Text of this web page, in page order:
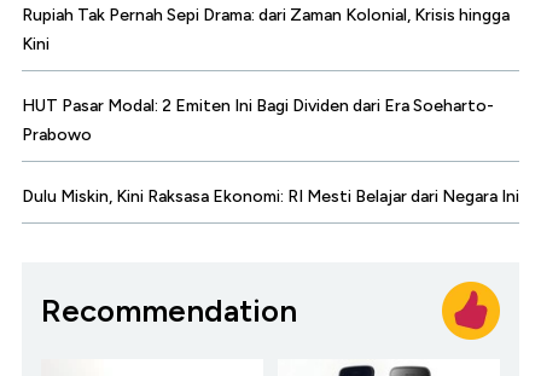
Rupiah Tak Pernah Sepi Drama: dari Zaman Kolonial, Krisis hingga
Kini
HUT Pasar Modal: 2 Emiten Ini Bagi Dividen dari Era Soeharto-
Prabowo
Dulu Miskin, Kini Raksasa Ekonomi: RI Mesti Belajar dari Negara Ini
Recommendation